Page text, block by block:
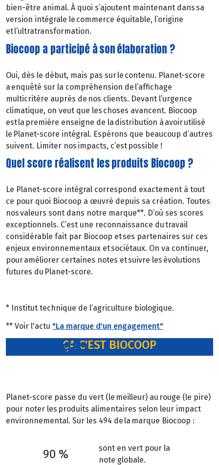
bien-être animal. À quoi s’ajoutent maintenant dans sa
version intégrale le commerce équitable, l’origine
et l’ultratransformation.
Biocoop a participé à son élaboration ?
Oui, dès le début, mais pas sur le contenu. Planet-score
a enquêté sur la compréhension de l’affichage
multicritère auprès de nos clients. Devant l’urgence
climatique, on veut que les choses avancent. Biocoop
est la première enseigne de la distribution à avoir utilisé
le Planet-score intégral. Espérons que beaucoup d’autres
suivent. Limiter nos impacts, c’est possible !
Quel score réalisent les produits Biocoop ?
Le Planet-score intégral correspond exactement à tout
ce pour quoi Biocoop a œuvré depuis sa création. Toutes
nos valeurs sont dans notre marque**. D’où ses scores
exceptionnels. C’est une reconnaissance du travail
considérable fait par Biocoop et ses partenaires sur ces
enjeux environnementaux et sociétaux. On va continuer,
pour améliorer certaines notes et suivre les évolutions
futures du Planet-score.
* Institut technique de l’agriculture biologique.
** Voir l'actu "La marque d'un engagement"
ÇA C'EST BIOCOOP
Vert, c'est vert !
Planet-score passe du vert (le meilleur) au rouge (le pire)
pour noter les produits alimentaires selon leur impact
environnemental. Sur les 494 de la marque Biocoop :
90 %
sont en vert pour la
note globale.